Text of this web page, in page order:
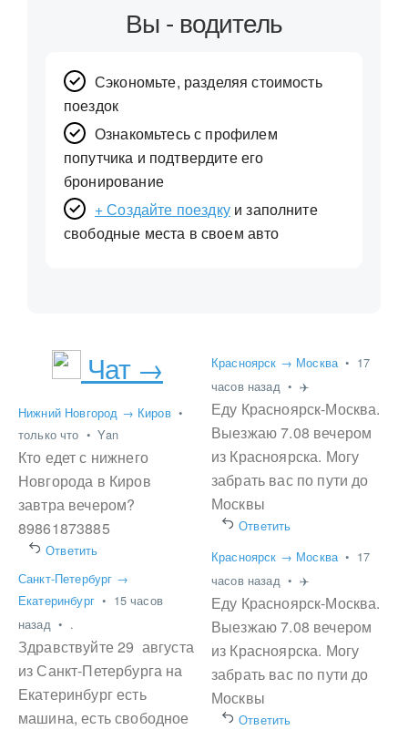
Вы - водитель
Сэкономьте, разделяя стоимость
поездок
Ознакомьтесь с профилем
попутчика и подтвердите его
бронирование
+ Создайте поездкуи заполните
свободные места в своем авто
Чат →
Нижний Новгород → Киров •
только что • Yan
Кто едет с нижнего
Новгорода в Киров
завтра вечером?
89861873885
Ответить
Санкт-Петербург →
Екатеринбург • 15 часов
назад • .
Здравствуйте 29 августа
из Санкт-Петербурга на
Екатеринбург есть
машина, есть свободное
Красноярск → Москва • 17
часов назад • ✈️
Еду Красноярск-Москва.
Выезжаю 7.08 вечером
из Красноярска. Могу
забрать вас по пути до
Москвы
Ответить
Красноярск → Москва • 17
часов назад • ✈️
Еду Красноярск-Москва.
Выезжаю 7.08 вечером
из Красноярска. Могу
забрать вас по пути до
Москвы
Ответить